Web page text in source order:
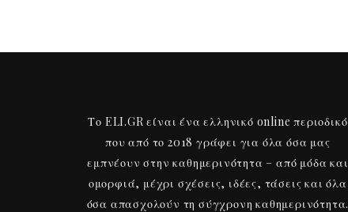
Το ELI.GR είναι ένα ελληνικό online περιοδικό
που από το 2018 γράφει για όλα όσα μας
εμπνέουν στην καθημερινότητα – από μόδα και
ομορφιά, μέχρι σχέσεις, ιδέες, τάσεις και όλα
όσα απασχολούν τη σύγχρονη καθημερινότητα.